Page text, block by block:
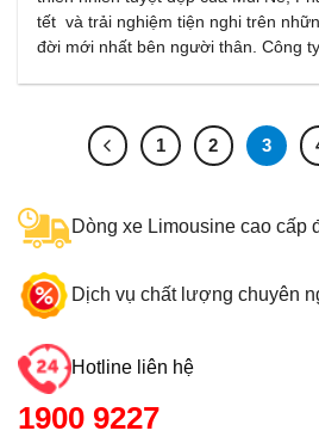
tết và trải nghiệm tiện nghi trên
đời mới nhất bên người thân. Công
1 2 3
Dòng xe Limousine cao cấp
Dịch vụ chất lượng chuyên
Hotline liên hệ
1900 9227